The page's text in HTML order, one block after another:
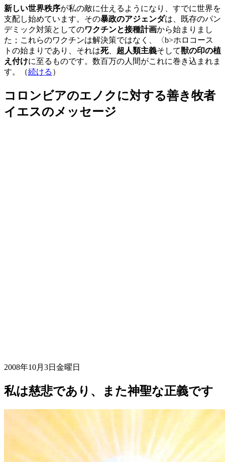
新しい世界秩序が私の敵に仕えるようになり、すでに世界を
支配し始めています。その暴政のアジェンダは、既存のパン
デミック対策としてのワクチンと接種計画から始まりまし
た；これらのワクチンは解決策ではなく、〈b>ホロコース
トの始まりであり、それは死、 超人類主義そして獣の印の植
え付けに至るものです。数百万の人間がこれに巻き込まれま
す。（続ける ）
コロンビアのエノクに対する善き牧者
イエスのメッセージ
2008年10月3日金曜日
私は慈悲であり、また神聖な正義です